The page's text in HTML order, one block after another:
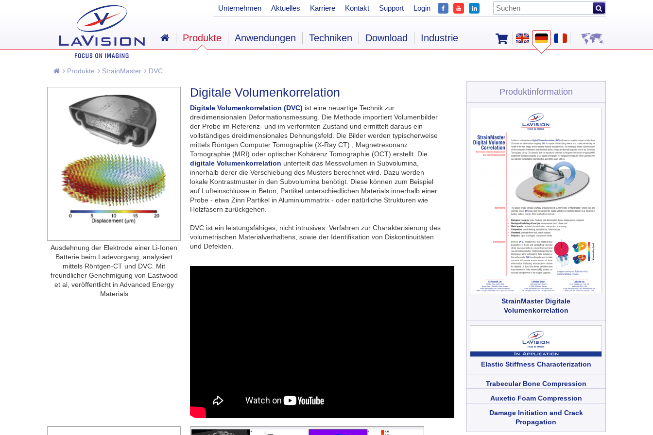
Produkte StrainMaster DVC
Ausdehnung der Elektrode einer Li-Ionen
Batterie beim Ladevorgang, analysiert
mittels Röntgen-CT und DVC. Mit
freundlicher Genehmigung von Eastwood
et al, veröffentlicht in Advanced Energy
Materials
Digitale Volumenkorrelation
Digitale Volumenkorrelation (DVC) ist eine neuartige Technik zur
dreidimensionalen Deformationsmessung. Die Methode importiert Volumenbilder
der Probe im Referenz- und im verformten Zustand und ermittelt daraus ein
vollständiges dreidimensionales Dehnungsfeld. Die Bilder werden typischerweise
mittels Röntgen Computer Tomographie (X-Ray CT) , Magnetresonanz
Tomographie (MRI) oder optischer Kohärenz Tomographie (OCT) erstellt. Die
digitale Volumenkorrelation unterteilt das Messvolumen in Subvolumina,
innerhalb derer die Verschiebung des Musters berechnet wird. Dazu werden
lokale Kontrastmuster in den Subvolumina benötigt. Diese können zum Beispiel
auf Lufteinschlüsse in Beton, Partikel unterschiedlichen Materials innerhalb einer
Probe - etwa Zinn Partikel in Aluminiummatrix - oder natürliche Strukturen wie
Holzfasern zurückgehen.
DVC ist ein leistungsfähiges, nicht intrusives Verfahren zur Charakterisierung des
volumetrischen Materialverhaltens, sowie der Identifikation von Diskontinuitäten
und Defekten.
Produktinformation
StrainMaster Digitale
Volumenkorrelation
Elastic Stiffness Characterization
Trabecular Bone Compression
Auxetic Foam Compression
Damage Initiation and Crack
Propagation
Unternehmen Aktuelles Karriere Kontakt Support Login
Produkte Anwendungen Techniken Download Industrie